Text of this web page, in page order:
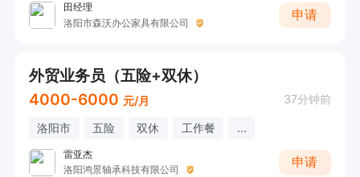
田经理
洛阳市森沃办公家具有限公司
申请
外贸业务员（五险+双休）
4000-6000 元/月 37分钟前
洛阳市 五险 双休 工作餐 ...
雷亚杰
洛阳鸿景轴承科技有限公司
申请